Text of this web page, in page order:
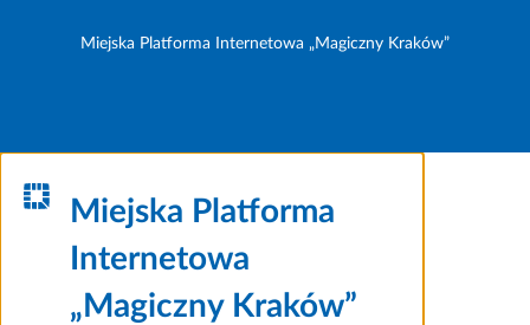
Miejska Platforma Internetowa „Magiczny Kraków”
Miejska Platforma
Internetowa
„Magiczny Kraków”